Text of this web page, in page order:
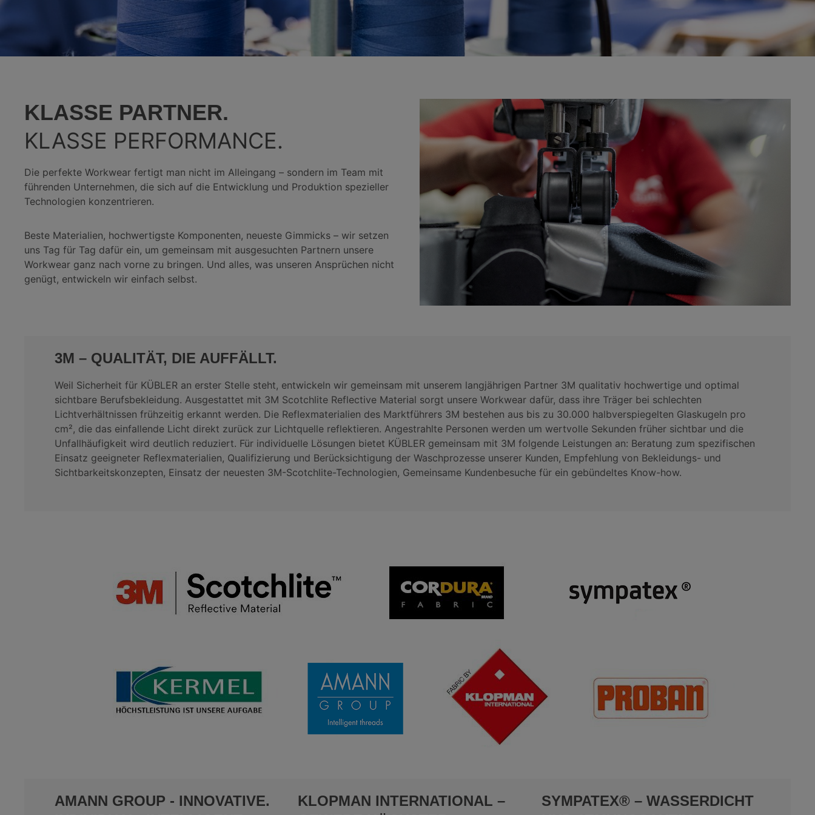
KLASSE PARTNER.
KLASSE PERFORMANCE.
Die perfekte Workwear fertigt man nicht im Alleingang – sondern im Team mit
führenden Unternehmen, die sich auf die Entwicklung und Produktion spezieller
Technologien konzentrieren.
Beste Materialien, hochwertigste Komponenten, neueste Gimmicks – wir setzen
uns Tag für Tag dafür ein, um gemeinsam mit ausgesuchten Partnern unsere
Workwear ganz nach vorne zu bringen. Und alles, was unseren Ansprüchen nicht
genügt, entwickeln wir einfach selbst.
3M – QUALITÄT, DIE AUFFÄLLT.
Weil Sicherheit für KÜBLER an erster Stelle steht, entwickeln wir gemeinsam mit unserem langjährigen Partner 3M qualitativ hochwertige und optimal
sichtbare Berufsbekleidung. Ausgestattet mit 3M Scotchlite Reflective Material sorgt unsere Workwear dafür, dass ihre Träger bei schlechten
Lichtverhältnissen frühzeitig erkannt werden. Die Reflexmaterialien des Marktführers 3M bestehen aus bis zu 30.000 halbverspiegelten Glaskugeln pro
cm², die das einfallende Licht direkt zurück zur Lichtquelle reflektieren. Angestrahlte Personen werden um wertvolle Sekunden früher sichtbar und die
Unfallhäufigkeit wird deutlich reduziert. Für individuelle Lösungen bietet KÜBLER gemeinsam mit 3M folgende Leistungen an: Beratung zum spezifischen
Einsatz geeigneter Reflexmaterialien, Qualifizierung und Berücksichtigung der Waschprozesse unserer Kunden, Empfehlung von Bekleidungs- und
Sichtbarkeitskonzepten, Einsatz der neuesten 3M-Scotchlite-Technologien, Gemeinsame Kundenbesuche für ein gebündeltes Know-how.
AMANN GROUP - INNOVATIVE.
KLOPMAN INTERNATIONAL –
SYMPATEX® – WASSERDICHT